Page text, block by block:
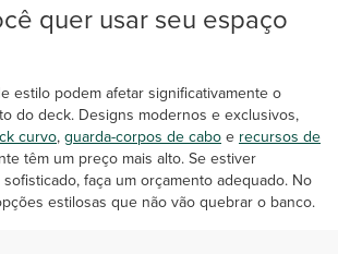
quer usar seu espaço
estilo podem afetar significativamente o
do deck. Designs modernos e exclusivos,
curvo,guarda-corpos de caboerecursos de
têm um preço mais alto. Se estiver
faça um orçamento adequado. No
estilosas que não vão quebrar o banco.